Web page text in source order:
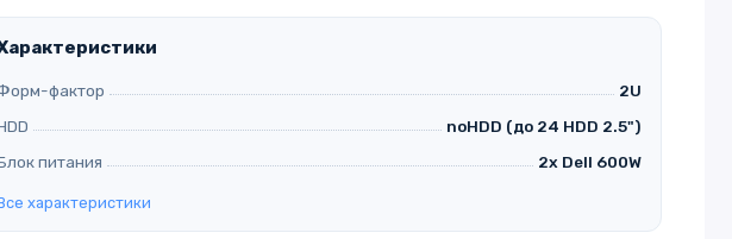
фактор
2U
noHDD (до 24 HDD 2.5")
питания
2x Dell 600W
характеристики